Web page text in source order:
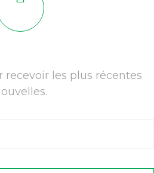
recevoir les plus récentes